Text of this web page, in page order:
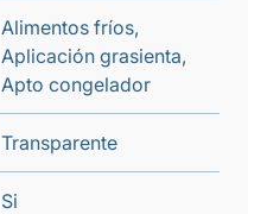
Alimentos fríos,
Aplicación grasienta,
Apto congelador
Transparente
Si